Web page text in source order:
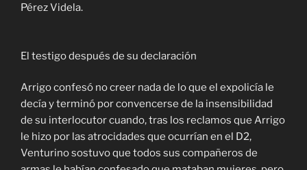
Pérez Videla.
El testigo después de su declaración
Arrigo confesó no creer nada de lo que el expolicía le
decía y terminó por convencerse de la insensibilidad
de su interlocutor cuando, tras los reclamos que Arrigo
le hizo por las atrocidades que ocurrían en el D2,
Venturino sostuvo que todos sus compañeros de